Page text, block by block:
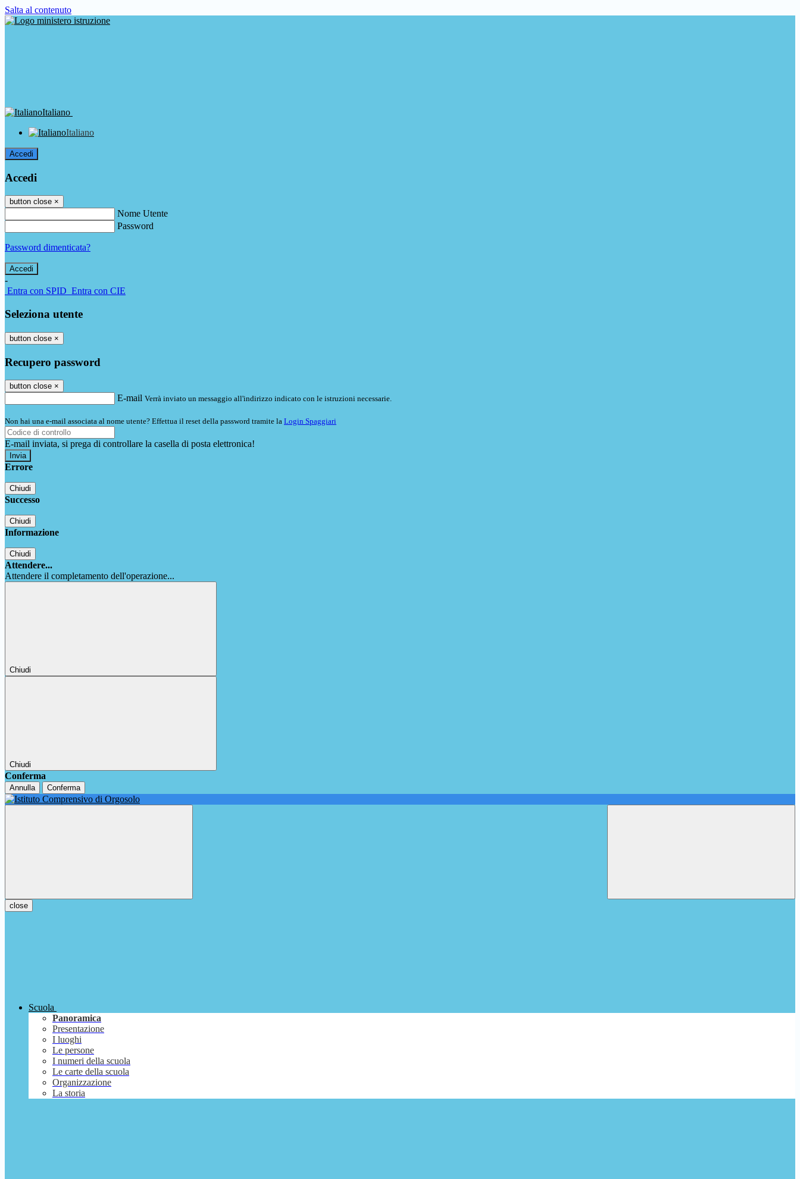
Salta al contenuto
Italiano
Italiano
Accedi
Accedi
button close ×
Nome Utente
Password
Password dimenticata?
-
Entra con SPID Entra con CIE
Seleziona utente
button close ×
Recupero password
button close ×
E-mail Verrà inviato un messaggio all'indirizzo indicato con le istruzioni necessarie.
Non hai una e-mail associata al nome utente? Effettua il reset della password tramite la Login Spaggiari
E-mail inviata, si prega di controllare la casella di posta elettronica!
Errore
Chiudi
Successo
Chiudi
Informazione
Chiudi
Attendere...
Attendere il completamento dell'operazione...
Chiudi
Chiudi
Conferma
Annulla Conferma
close
Scuola
Panoramica
Presentazione
I luoghi
Le persone
I numeri della scuola
Le carte della scuola
Organizzazione
La storia